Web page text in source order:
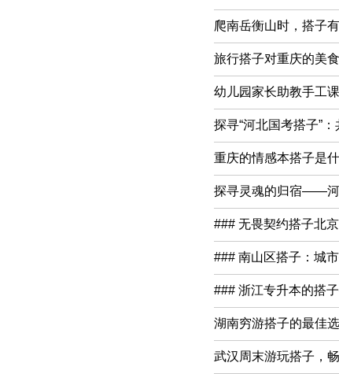
爬南岳衡山时，搭子
旅行搭子对重庆的美
幼儿园家长助教手工
探寻“河北国考搭子”
重庆的情感本搭子是
探寻灵魂的归宿——河
### 无畏契约搭子北
### 南山区搭子：城
### 浙江专升本的搭
湖南穷游搭子的最佳
武汉周末游玩搭子，